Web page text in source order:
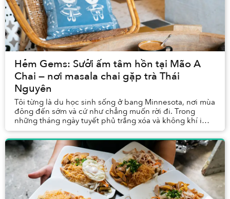
Hẻm Gems: Sưởi ấm tâm hồn tại Mão A
Chai — nơi masala chai gặp trà Thái
Nguyên
Tôi từng là du học sinh sống ở bang Minnesota, nơi mùa
đông đến sớm và cứ như chẳng muốn rời đi. Trong
những tháng ngày tuyết phủ trắng xóa và không khí im
ắng đến lạ, tôi gần như sống nhờ vào cà phê,...